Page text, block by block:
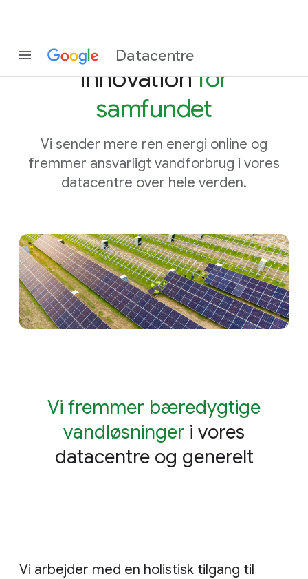
Datacentre
Vi skaber bæredygtig
innovationfor
samfundet
Vi sender mere ren energi online og
fremmer ansvarligt vandforbrug i vores
datacentre over hele verden.
Vi fremmer bæredygtige
vandløsninger i vores
datacentre og generelt
Vi arbejder med en holistisk tilgang til